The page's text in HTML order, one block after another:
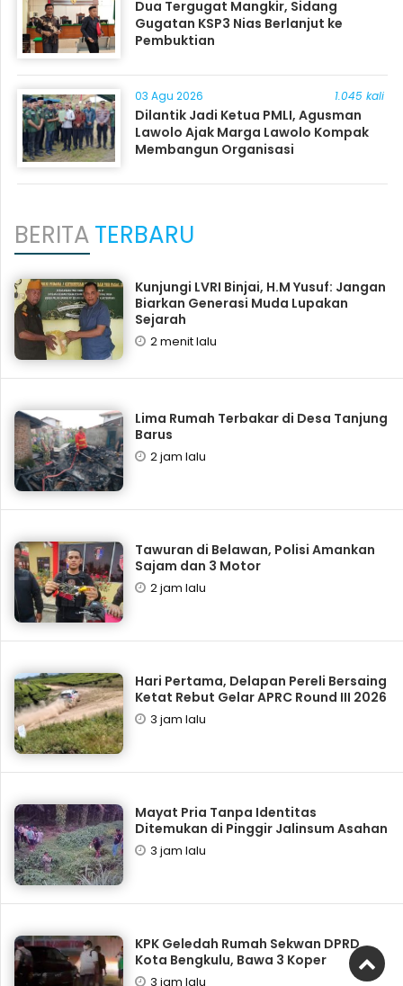
Dua Tergugat Mangkir, Sidang
Gugatan KSP3 Nias Berlanjut ke
Pembuktian
03 Agu 2026 1.045 kali
Dilantik Jadi Ketua PMLI, Agusman
Lawolo Ajak Marga Lawolo Kompak
Membangun Organisasi
BERITATERBARU
Kunjungi LVRI Binjai, H.M Yusuf: Jangan
Biarkan Generasi Muda Lupakan
Sejarah
2 menit lalu
Lima Rumah Terbakar di Desa Tanjung
Barus
2 jam lalu
Tawuran di Belawan, Polisi Amankan
Sajam dan 3 Motor
2 jam lalu
Hari Pertama, Delapan Pereli Bersaing
Ketat Rebut Gelar APRC Round III 2026
3 jam lalu
Mayat Pria Tanpa Identitas
Ditemukan di Pinggir Jalinsum Asahan
3 jam lalu
KPK Geledah Rumah Sekwan DPRD
Kota Bengkulu, Bawa 3 Koper
3 jam lalu